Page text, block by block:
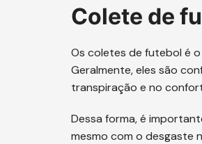
Colete de
Os coletes de futebol é
Geralmente, eles são
transpiração e no
Dessa forma, é
mesmo com o desgaste